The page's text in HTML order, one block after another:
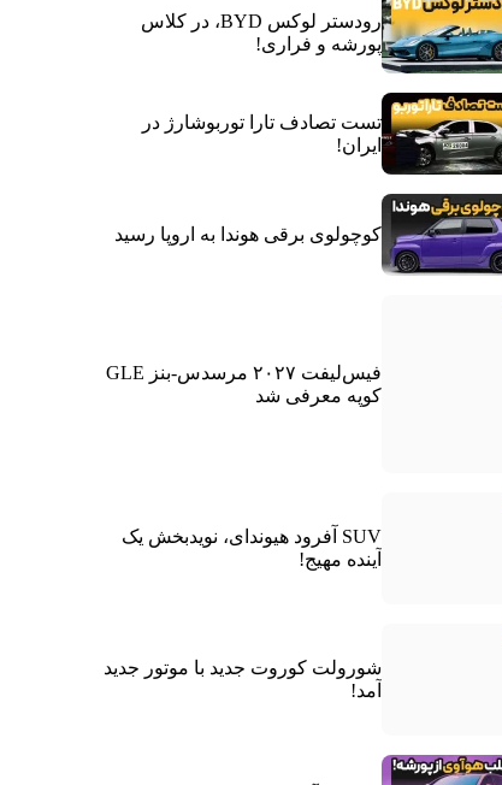
رودستر لوکس BYD، در کلاس
پورشه و فراری!
تست تصادف تارا توربوشارژ در
ایران!
کوچولوی برقی هوندا به اروپا رسید
فیس‌لیفت ۲۰۲۷ مرسدس-بنز GLE
کوپه معرفی شد
SUV آفرود هیوندای، نویدبخش یک
آینده مهیج!
شورولت کوروت جدید با موتور جدید
آمد!